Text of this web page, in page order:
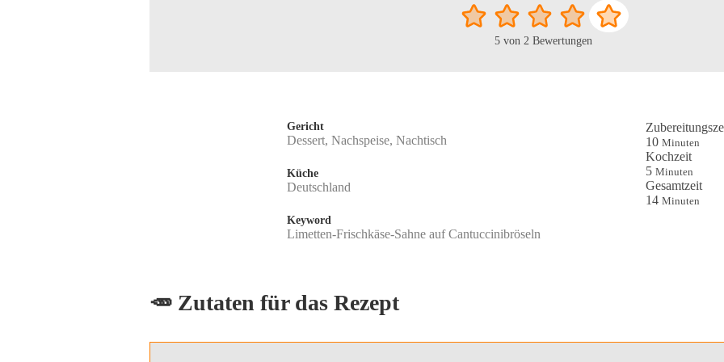
5von 2 Bewertungen
Gericht
Dessert, Nachspeise, Nachtisch
Küche
Deutschland
Keyword
Limetten-Frischkäse-Sahne auf Cantuccinibröseln
10Minuten
Minuten
Kochzeit
5Minuten
Minuten
Gesamtzeit
14Minuten
Minuten
🥕 Zutaten für das Rezept